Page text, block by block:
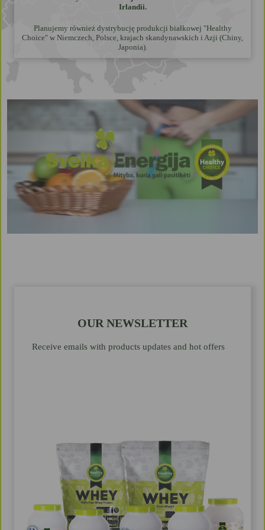
Irlandii.
Planujemy również dystrybucję produkcji białkowej "Healthy
Choice" w Niemczech, Polsce, krajach skandynawskich i Azji (Chiny,
Japonia).
OUR NEWSLETTER
Receive emails with products updates and hot offers